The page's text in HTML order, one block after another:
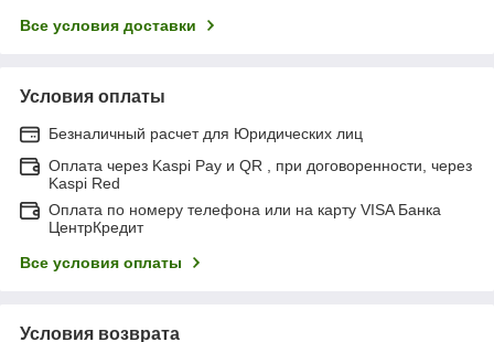
Все условия доставки
Условия оплаты
Безналичный расчет для Юридических лиц
Оплата через Kaspi Pay и QR , при договоренности, через
Kaspi Red
Оплата по номеру телефона или на карту VISA Банка
ЦентрКредит
Все условия оплаты
Условия возврата